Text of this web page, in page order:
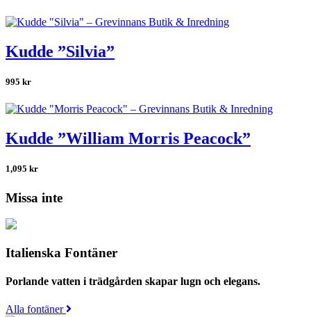
Kudde ”Silvia”
995 kr
Kudde ”William Morris Peacock”
1,095 kr
Missa inte
Italienska Fontäner
Porlande vatten i trädgården skapar lugn och elegans.
Alla fontäner